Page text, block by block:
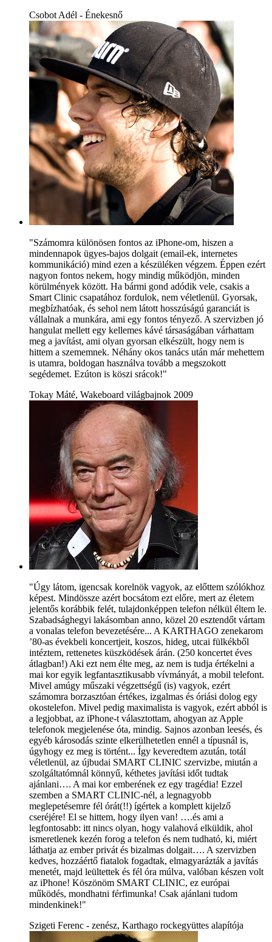
Csobot Adél - Énekesnő
"Számomra különösen fontos az iPhone-om, hiszen a
mindennapok ügyes-bajos dolgait (email-ek, internetes
kommunikáció) mind ezen a készüléken végzem. Éppen ezért
nagyon fontos nekem, hogy mindig működjön, minden
körülmények között. Ha bármi gond adódik vele, csakis a
Smart Clinic csapatához fordulok, nem véletlenül. Gyorsak,
megbízhatóak, és sehol nem látott hosszúságú garanciát is
vállalnak a munkára, ami egy fontos tényező. A szervizben jó
hangulat mellett egy kellemes kávé társaságában várhattam
meg a javítást, ami olyan gyorsan elkészült, hogy nem is
hittem a szememnek. Néhány okos tanács után már mehettem
is utamra, boldogan használva tovább a megszokott
segédemet. Ezúton is köszi srácok!"
Tokay Máté, Wakeboard világbajnok 2009
"Úgy látom, igencsak korelnök vagyok, az előttem szólókhoz
képest. Mindössze azért bocsátom ezt előre, mert az életem
jelentős korábbik felét, tulajdonképpen telefon nélkül éltem le.
Szabadsághegyi lakásomban anno, közel 20 esztendőt vártam
a vonalas telefon bevezetésére... A KARTHAGO zenekarom
’80-as évekbeli koncertjeit, koszos, hideg, utcai fülkékből
intéztem, rettenetes küszködések árán. (250 koncertet éves
átlagban!) Aki ezt nem élte meg, az nem is tudja értékelni a
mai kor egyik legfantasztikusabb vívmányát, a mobil telefont.
Mivel amúgy műszaki végzettségű (is) vagyok, ezért
számomra borzasztóan értékes, izgalmas és óriási dolog egy
okostelefon. Mivel pedig maximalista is vagyok, ezért abból is
a legjobbat, az iPhone-t választottam, ahogyan az Apple
telefonok megjelenése óta, mindig. Sajnos azonban leesés, és
egyéb károsodás szinte elkerülhetetlen ennél a típusnál is,
úgyhogy ez meg is történt... Így keveredtem azután, totál
véletlenül, az újbudai SMART CLINIC szervizbe, miután a
szolgáltatómnál könnyű, kéthetes javítási időt tudtak
ajánlani…. A mai kor emberének ez egy tragédia! Ezzel
szemben a SMART CLINIC-nél, a legnagyobb
meglepetésemre fél órát(!!) ígértek a komplett kijelző
cseréjére! El se hittem, hogy ilyen van! ….és ami a
legfontosabb: itt nincs olyan, hogy valahová elküldik, ahol
ismeretlenek kezén forog a telefon és nem tudható, ki, miért
láthatja az ember privát és bizalmas dolgait…. A szervizben
kedves, hozzáértő fiatalok fogadtak, elmagyarázták a javítás
menetét, majd leültettek és fél óra múlva, valóban készen volt
az iPhone! Köszönöm SMART CLINIC, ez európai
működés, mondhatni férfimunka! Csak ajánlani tudom
mindenkinek!"
Szigeti Ferenc - zenész, Karthago rockegyüttes alapítója